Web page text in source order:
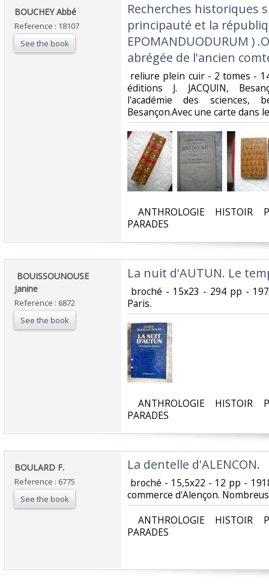
‎BOUCHEY Abbé‎
Reference : 18107
See the book
‎Recherches historiques
principauté et la
EPOMANDUODURUM )
abrégée de l'ancien
reliure plein cuir - 2 tomes -
éditions J. JACQUIN,
l'académie des
Besançon.Avec une carte dans
ANTHROLOGIE HISTOIR
PARADES‎
‎ BOUISSOUNOUSE
Janine‎
Reference : 6872
See the book
‎La nuit d'AUTUN. Le
broché - 15x23 - 294 pp -
Paris. ‎
ANTHROLOGIE HISTOIR
PARADES‎
‎BOULARD F. ‎
Reference : 6775
See the book
‎La dentelle d'ALENCON. ‎
broché - 15,5x22 - 12 pp -
commerce d'Alençon.
ANTHROLOGIE HISTOIR
PARADES‎